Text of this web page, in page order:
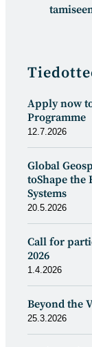
Apply now
Programme
12.7.2026
Global
toShape the
Systems
20.5.2026
Call for
2026
1.4.2026
Beyond the
25.3.2026